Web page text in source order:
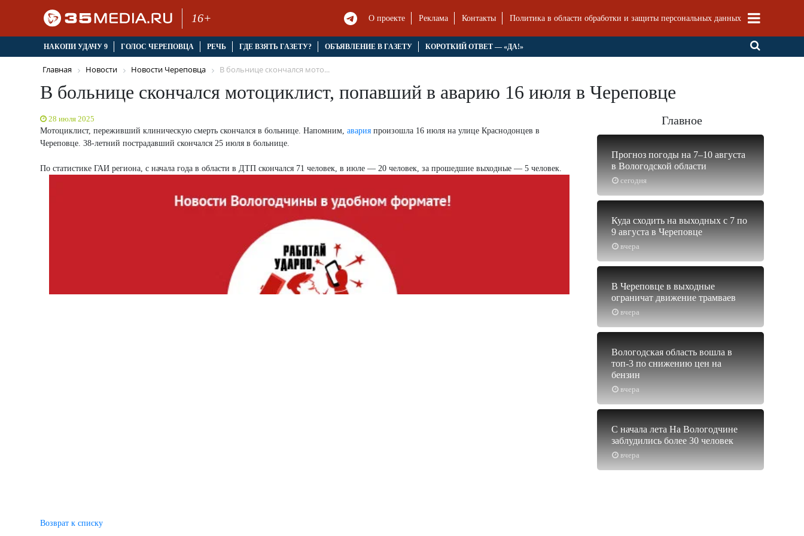
16+ О проекте Реклама Контакты Политика в области обработки и защиты персональных данных
НАКОПИ УДАЧУ 9 ГОЛОС ЧЕРЕПОВЦА РЕЧЬ ГДЕ ВЗЯТЬ ГАЗЕТУ? ОБЪЯВЛЕНИЕ В ГАЗЕТУ КОРОТКИЙ ОТВЕТ — «ДА!»
Главная Новости Новости Череповца В больнице скончался мото...
В больнице скончался мотоциклист, попавший в аварию 16 июля в Череповце
28 июля 2025
Мотоциклист, переживший клиническую смерть скончался в больнице. Напомним, авария произошла 16 июля на улице Краснодонцев в
Череповце. 38-летний пострадавший скончался 25 июля в больнице.
По статистике ГАИ региона, с начала года в области в ДТП скончался 71 человек, в июле — 20 человек, за прошедшие выходные — 5 человек.
Главное
сегодня
Прогноз погоды на 7–10 августа
в Вологодской области
вчера
Куда сходить на выходных с 7 по
9 августа в Череповце
вчера
В Череповце в выходные
ограничат движение трамваев
вчера
Вологодская область вошла в
топ-3 по снижению цен на
бензин
вчера
С начала лета На Вологодчине
заблудились более 30 человек
Возврат к списку